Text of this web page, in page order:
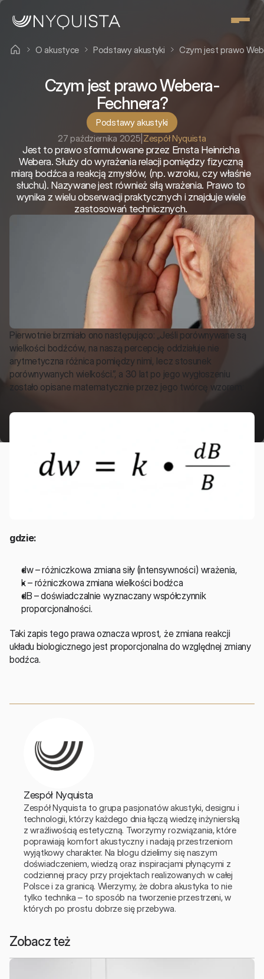
Czym jest prawo Webera-
Fechnera?
27 października 2025 Zespół Nyquista
Podstawy akustyki
Jest to prawo sformułowane przez Ernsta Heinricha
Webera. Służy do wyrażenia relacji pomiędzy fizyczną
miarą bodźca a reakcją zmysłów, (np. wzroku, czy właśnie
słuchu). Nazywane jest również siłą wrażenia. Prawo to
wynika z wielu obserwacji praktycznych i znajduje wiele
zastosowań technicznych.
Pierwotnie brzmiało ono następująco: „Jeśli porównywane są
wielkości bodźców, na naszą percepcję oddziałuje nie
arytmetyczna różnica pomiędzy nimi, lecz stosunek
porównywanych wielkości.”, a 30 lat po jego wygłoszeniu
zostało opisane matematycznie przez jego twórcę wzorem:
gdzie:
dw – różniczkowa zmiana siły (intensywności) wrażenia,
k – różniczkowa zmiana wielkości bodźca
dB – doświadczalnie wyznaczany współczynnik
proporcjonalności.
Taki zapis tego prawa oznacza wprost, że zmiana reakcji
układu biologicznego jest proporcjonalna do względnej zmiany
bodźca.
Zespół Nyquista
Zespół Nyquista to grupa pasjonatów akustyki, designu i
technologii, którzy każdego dnia łączą wiedzę inżynierską
z wrażliwością estetyczną. Tworzymy rozwiązania, które
poprawiają komfort akustyczny i nadają przestrzeniom
wyjątkowy charakter. Na blogu dzielimy się naszym
doświadczeniem, wiedzą oraz inspiracjami płynącymi z
codziennej pracy przy projektach realizowanych w całej
Polsce i za granicą. Wierzymy, że dobra akustyka to nie
tylko technika – to sposób na tworzenie przestrzeni, w
których po prostu dobrze się przebywa.
Zobacz też
O akustyce Podstawy akustyki Czym jest prawo